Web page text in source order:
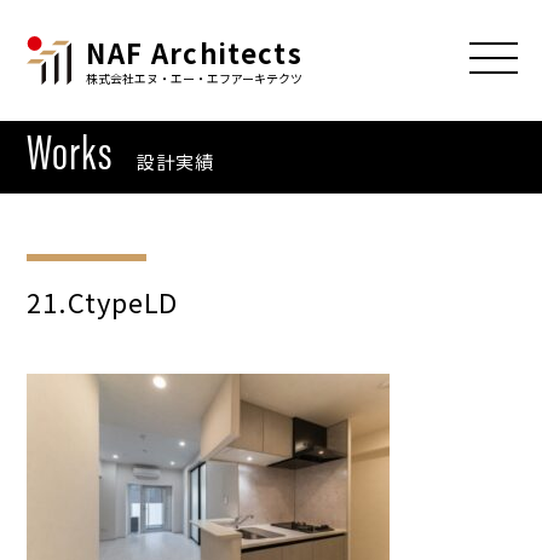
NAF Architects
株式会社エヌ・エー・エフアーキテクツ
Works 設計実績
21.CtypeLD